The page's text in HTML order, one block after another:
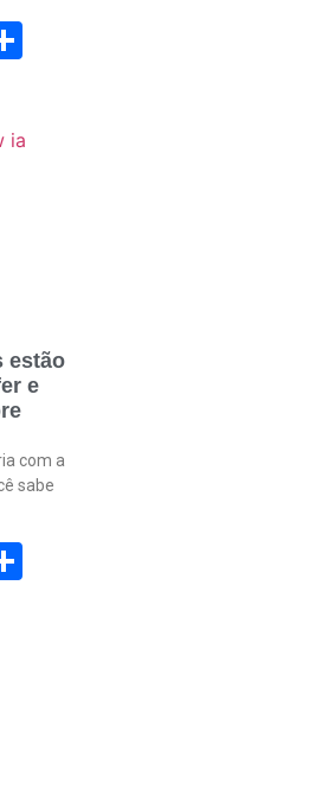
Share
estão
e
com a
sabe
Share